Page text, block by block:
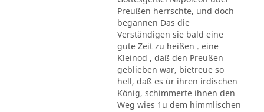
Preußen herrschte, und doch
begannen Das die
Verständigen sie bald eine
gute Zeit zu heißen . eine
Kleinod , daß den Preußen
geblieben war, bietreue so
hell, daß es ür ihren irdischen
König, schimmerte ihnen den
Weg wies 1u dem himmlischen